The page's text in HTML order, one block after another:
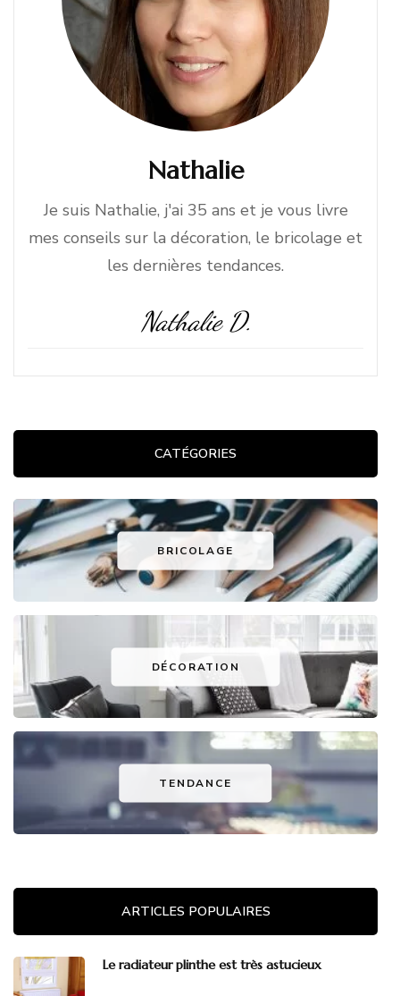
Nathalie
Je suis Nathalie, j'ai 35 ans et je vous livre
mes conseils sur la décoration, le bricolage et
les dernières tendances.
Nathalie D.
CATÉGORIES
BRICOLAGE
DÉCORATION
TENDANCE
ARTICLES POPULAIRES
Le radiateur plinthe est très astucieux